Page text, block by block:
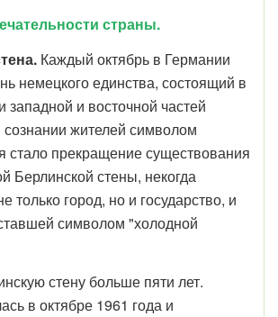
страны.
Каждый октябрь в Германии
немецкого единства, состоящий в
западной и восточной частей
сознании жителей символом
стало прекращение существования
Берлинской стены, некогда
только город, но и государство, и
символом "холодной
стену больше пяти лет.
в октябре 1961 года и